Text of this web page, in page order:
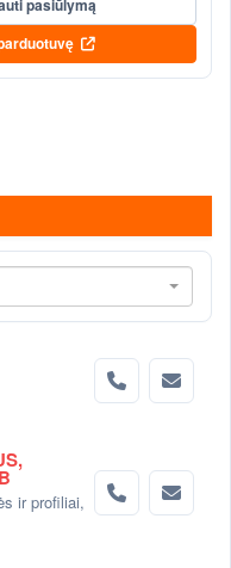
pasiūlymą
ir profiliai,